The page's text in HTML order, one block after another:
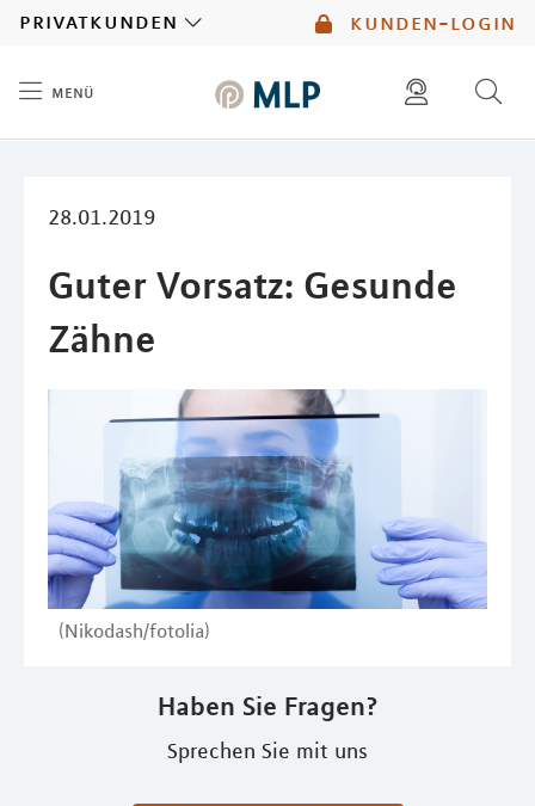
kunden-login
privatkunden
menü
28.01.2019
Guter Vorsatz: Gesunde
Zähne
(Nikodash/fotolia)
Haben Sie Fragen?
Sprechen Sie mit uns